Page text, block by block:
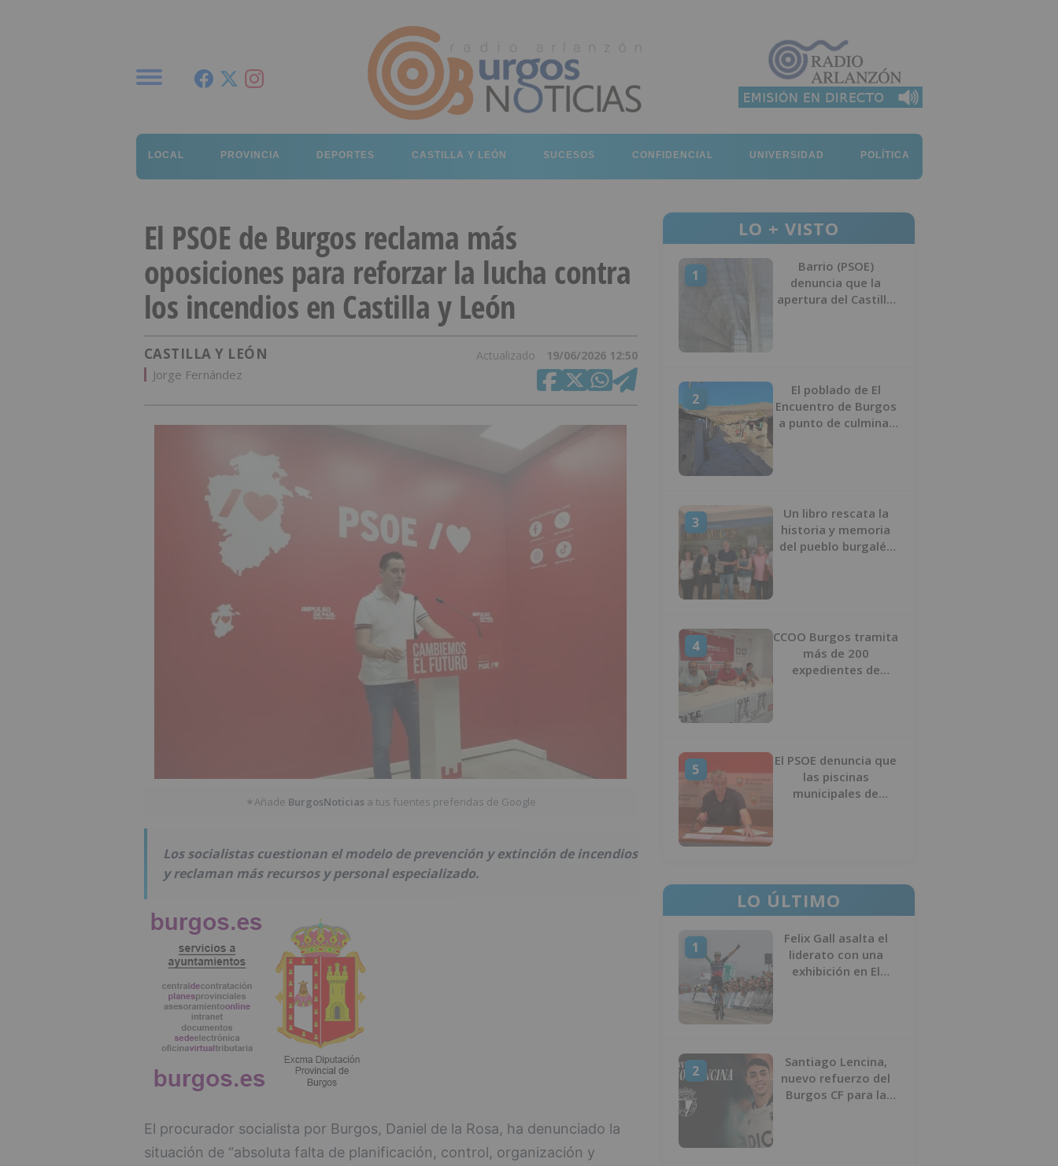
LOCAL PROVINCIA DEPORTES CASTILLA Y LEÓN SUCESOS CONFIDENCIAL UNIVERSIDAD POLÍTICA
El PSOE de Burgos reclama más
oposiciones para reforzar la lucha contra
los incendios en Castilla y León
CASTILLA Y LEÓN Actualizado 19/06/2026 12:50
Jorge Fernández
★Añade BurgosNoticias a tus fuentes preferidas de Google
Los socialistas cuestionan el modelo de prevención y extinción de incendios
y reclaman más recursos y personal especializado.
El procurador socialista por Burgos, Daniel de la Rosa, ha denunciado la
situación de “absoluta falta de planificación, control, organización y
LO + VISTO
1
Barrio (PSOE)
denuncia que la
apertura del Castillo
2
El poblado de El
Encuentro de Burgos
a punto de culminar
3
Un libro rescata la
historia y memoria
del pueblo burgalés
4
CCOO Burgos tramita
más de 200
expedientes de
5
El PSOE denuncia que
las piscinas
municipales de
LO ÚLTIMO
1
Felix Gall asalta el
liderato con una
exhibición en El
2
Santiago Lencina,
nuevo refuerzo del
Burgos CF para la